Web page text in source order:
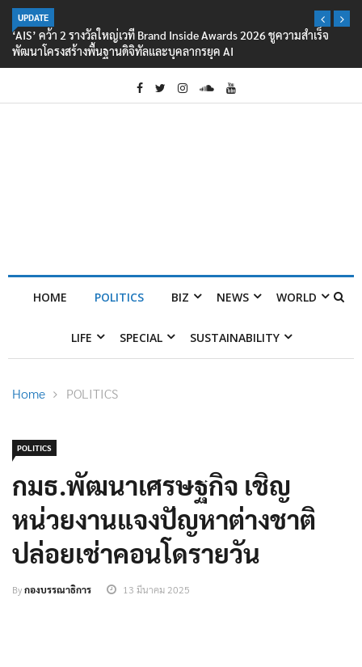
UPDATE
‘AIS’ คว้า 2 รางวัลใหญ่เวที Brand Inside Awards 2026 ชูความสำเร็จ
พัฒนาโครงสร้างพื้นฐานดิจิทัลและบุคลากรยุค AI
SPECIAL SUSTAINABILITY
POLITICS
POLITICS
กมธ.พัฒนาเศรษฐกิจ เชิญ
หน่วยงานแจงปัญหาต่างชาติ
ปล่อยเช่าคอนโดรายวัน
กองบรรณาธิการ 13 มีนาคม 2025